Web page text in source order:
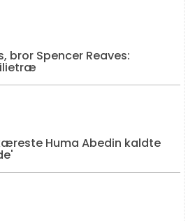
bror Spencer Reaves:
Huma Abedin kaldte